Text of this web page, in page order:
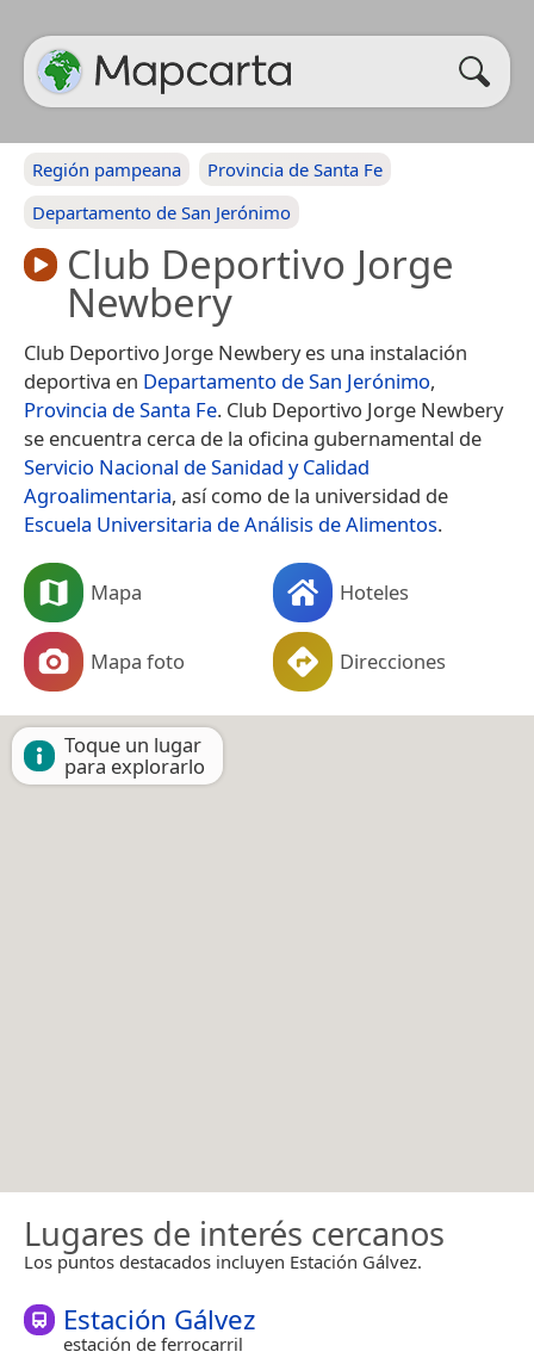
Región pampeana
Provincia de Santa Fe
Departamento de San Jerónimo
Club Deportivo Jorge
Newbery
Club Deportivo Jorge Newbery es una instalación
deportiva en Departamento de San Jerónimo,
Provincia de Santa Fe. Club Deportivo Jorge Newbery
se encuentra cerca de la oficina gubernamental de
Servicio Nacional de Sanidad y Calidad
Agroalimentaria, así como de la universidad de
Escuela Universitaria de Análisis de Alimentos.
Mapa Hoteles
Mapa foto Direcciones
Toque un lugar
para explorarlo
Lugares de interés cercanos
Los puntos destacados incluyen Estación Gálvez.
Estación Gálvez
estación de ferrocarril